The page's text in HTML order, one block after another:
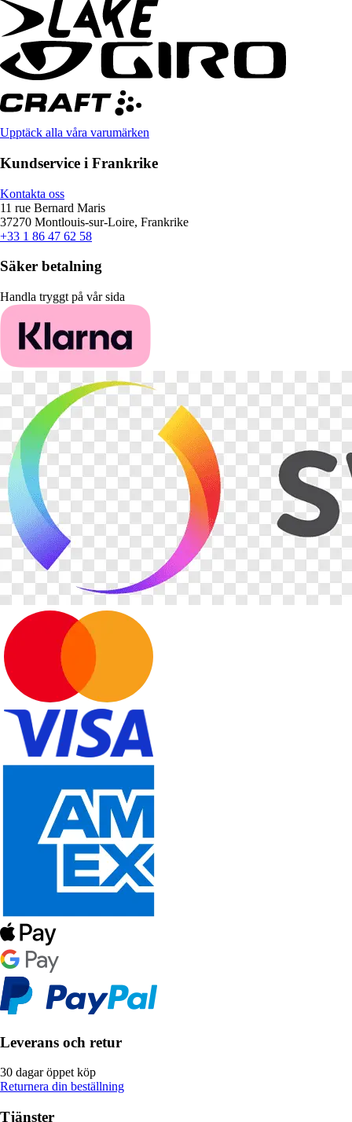
Upptäck alla våra varumärken
Kundservice i Frankrike
Kontakta oss
11 rue Bernard Maris
37270 Montlouis-sur-Loire, Frankrike
+33 1 86 47 62 58
Säker betalning
Handla tryggt på vår sida
Leverans och retur
30 dagar öppet köp
Returnera din beställning
Tjänster